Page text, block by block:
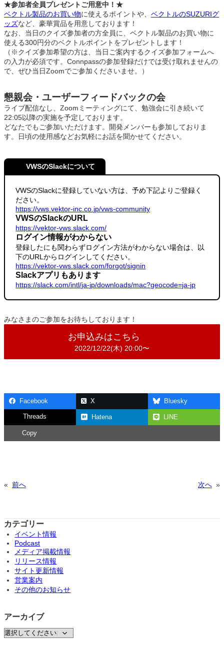
★参加者全員プレゼントご用意中！★
ベクトル製品のお買い物に使えるポイントや、 ベクトルのSUZURIグ
ッズなど、豪華賞品を用意しております！
なお、当日のクイズ参加者の方全員に、ベクトル製品のお買い物に
使える300円分のベクトルポイントをプレゼントします！
（※クイズ参加希望の方は、当日ご案内するクイズ参加フォームへ
の入力が必須です。Connpassの参加登録だけでは受け取れませんの
で、ぜひ当日Zoomでご参加くださいませ。）
懇親会・ユーザーフィードバックの会
ライブ配信なし、Zoomミーティングにて、勉強会に引き続いて
22:05以降の実施を予定しております。
どなたでもご参加いただけます。開発メンバーも参加しておりま
す。日頃の使用感などお気軽にお話を聞かせてください。
VWSのSlackについて
VWSのSlackに登録していない方は、予め下記よりご登録く
ださい。
https://vws.vektor-inc.co.jp/vws-community
VWSのSlackのURL
https://vektor-vws.slack.com/
ログイン情報がわからない
登録したにも関わらずログイン方法がわからない場合は、以
下のURLからログインしてください。
https://vektor-vws.slack.com/forgot/signin
Slackアプリもあります
https://slack.com/intl/ja-jp/downloads/mac?geocode=ja-jp
みなさまのご参加をお待ちしております！
お申込みはこちら
2022/12/22(木) 20:00〜
Facebook X Bluesky
Threads Hatena LINE
Copy
« 前へ 次へ »
カテゴリー
イベント情報
Podcast
メディア掲載情報
リリース情報
サイト更新情報
営業案内
その他のお知らせ
アーカイブ